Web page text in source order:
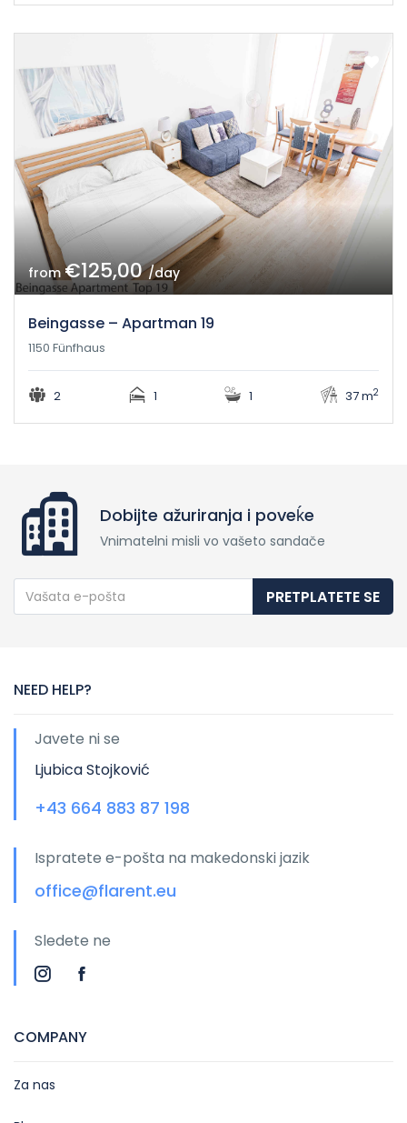
from €125,00/day
Beingasse – Apartman 19
1150 Fünfhaus
2 1 1 37 m2
Dobijte ažuriranja i poveḱe
Vnimatelni misli vo vašeto sandače
PRETPLATETE SE
NEED HELP?
Javete ni se
Ljubica Stojković
+43 664 883 87 198
Ispratete e-pošta na makedonski jazik
office@flarent.eu
Sledete ne
COMPANY
Za nas